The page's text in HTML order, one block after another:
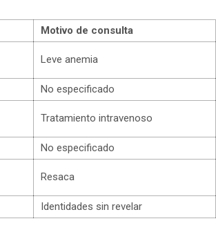
Motivo de consulta
Leve anemia
No especificado
Tratamiento intravenoso
No especificado
Resaca
Identidades sin revelar